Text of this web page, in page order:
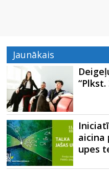
Jaunākais
aicina
upes